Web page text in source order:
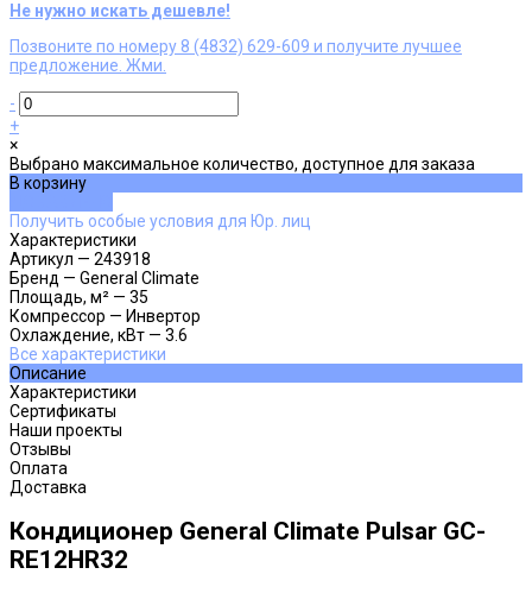
Не нужно искать дешевле!
Позвоните по номеру 8 (4832) 629-609 и получите лучшее
предложение. Жми.
-
+
×
Выбрано максимальное количество, доступное для заказа
В корзину
Получить особые условия для Юр. лиц
Характеристики
Артикул — 243918
Бренд — General Climate
Площадь, м² — 35
Компрессор — Инвертор
Охлаждение, кВт — 3.6
Все характеристики
Описание
Характеристики
Сертификаты
Наши проекты
Отзывы
Оплата
Доставка
Кондиционер General Climate Pulsar GC-
RE12HR32